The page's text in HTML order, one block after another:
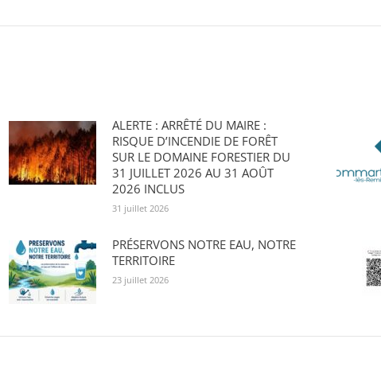
ALERTE : ARRÊTÉ DU MAIRE :
RISQUE D’INCENDIE DE FORÊT
SUR LE DOMAINE FORESTIER DU
31 JUILLET 2026 AU 31 AOÛT
2026 INCLUS
31 juillet 2026
PRÉSERVONS NOTRE EAU, NOTRE
TERRITOIRE
23 juillet 2026